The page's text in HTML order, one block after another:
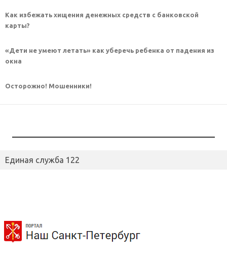
Как избежать хищения денежных средств с банковской
карты?
«Дети не умеют летать» как уберечь ребенка от падения из
окна
Осторожно! Мошенники!
Единая служба 122